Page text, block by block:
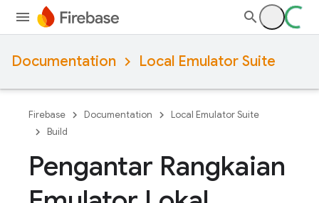
Documentation Local Emulator Suite
Firebase Documentation
Local Emulator Suite
Build
Pengantar Rangkaian